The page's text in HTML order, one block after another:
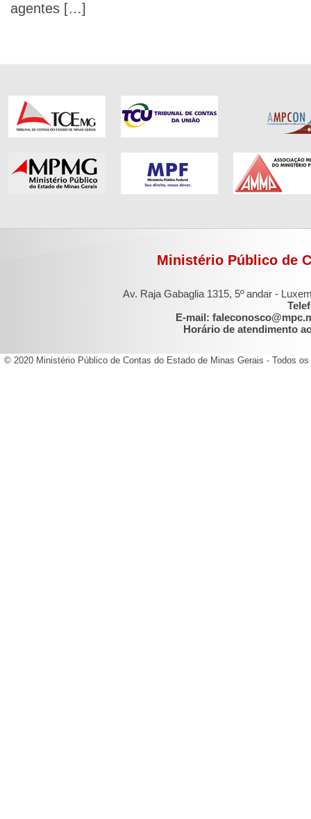
agentes […]
Ministério Público de
Av. Raja Gabaglia 1315, 5º andar -
E-mail:
Horário de atendimento
© 2020 Ministério Público de Contas do Estado de Minas Gerais - Todos